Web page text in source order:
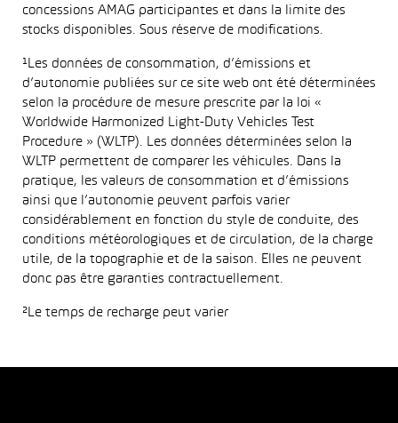
concessions AMAG participantes et dans la limite des
stocks disponibles. Sous réserve de modifications.
¹Les données de consommation, d’émissions et
d’autonomie publiées sur ce site web ont été déterminées
selon la procédure de mesure prescrite par la loi «
Worldwide Harmonized Light-Duty Vehicles Test
Procedure » (WLTP). Les données déterminées selon la
WLTP permettent de comparer les véhicules. Dans la
pratique, les valeurs de consommation et d’émissions
ainsi que l’autonomie peuvent parfois varier
considérablement en fonction du style de conduite, des
conditions météorologiques et de circulation, de la charge
utile, de la topographie et de la saison. Elles ne peuvent
donc pas être garanties contractuellement.
²Le temps de recharge peut varier